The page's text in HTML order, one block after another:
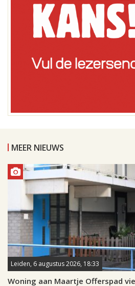
MEER NIEUWS
Leiden, 6 augustus 2026, 18:33
Woning aan Maartje Offerspad